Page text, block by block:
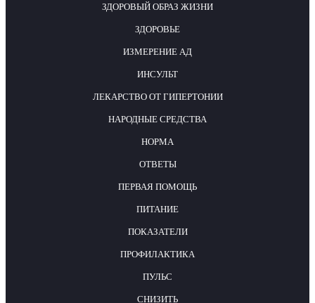
ЗДОРОВЫЙ ОБРАЗ ЖИЗНИ
ЗДОРОВЬЕ
ИЗМЕРЕНИЕ АД
ИНСУЛЬТ
ЛЕКАРСТВО ОТ ГИПЕРТОНИИ
НАРОДНЫЕ СРЕДСТВА
НОРМА
ОТВЕТЫ
ПЕРВАЯ ПОМОЩЬ
ПИТАНИЕ
ПОКАЗАТЕЛИ
ПРОФИЛАКТИКА
ПУЛЬС
СНИЗИТЬ